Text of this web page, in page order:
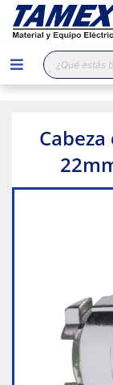
Búsqueda
de
productos